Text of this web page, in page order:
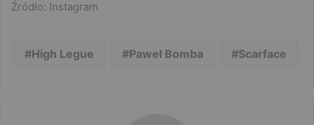
Źródło: Instagram
High Legue Paweł Bomba Scarface